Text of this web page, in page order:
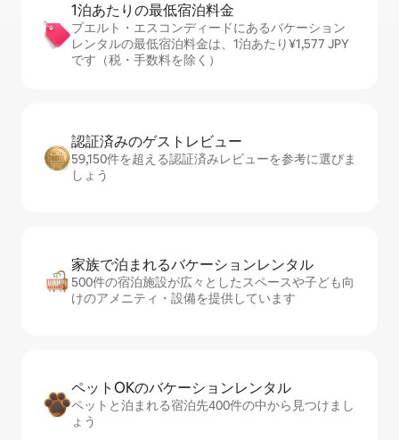
1泊あたりの最⁠低⁠宿⁠泊⁠料⁠金
プエルト・エスコンディードにあるバケーション
レンタルの最低宿泊料金は、1泊あたり¥1,577 JPY
です（税・手数料を除く）
認証済みのゲ⁠ス⁠ト⁠レ⁠ビ⁠ュ⁠ー
59,150件を超える認証済みレビューを参考に選びま
しょう
家族で泊まれるバ⁠ケ⁠ー⁠シ⁠ョ⁠ンレ⁠ン⁠タ⁠ル
500件の宿泊施設が広々としたスペースや子ども向
けのアメニティ・設備を提供しています
ペットOKのバ⁠ケ⁠ー⁠シ⁠ョ⁠ンレ⁠ン⁠タ⁠ル
ペットと泊まれる宿泊先400件の中から見つけまし
ょう